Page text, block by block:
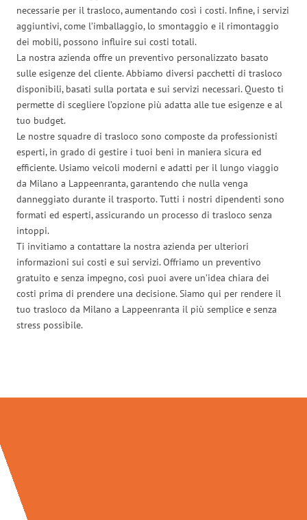
necessarie per il trasloco, aumentando così i costi. Infine, i servizi
aggiuntivi, come l’imballaggio, lo smontaggio e il rimontaggio
dei mobili, possono influire sui costi totali.
La nostra azienda offre un preventivo personalizzato basato
sulle esigenze del cliente. Abbiamo diversi pacchetti di trasloco
disponibili, basati sulla portata e sui servizi necessari. Questo ti
permette di scegliere l’opzione più adatta alle tue esigenze e al
tuo budget.
Le nostre squadre di trasloco sono composte da professionisti
esperti, in grado di gestire i tuoi beni in maniera sicura ed
efficiente. Usiamo veicoli moderni e adatti per il lungo viaggio
da Milano a Lappeenranta, garantendo che nulla venga
danneggiato durante il trasporto. Tutti i nostri dipendenti sono
formati ed esperti, assicurando un processo di trasloco senza
intoppi.
Ti invitiamo a contattare la nostra azienda per ulteriori
informazioni sui costi e sui servizi. Offriamo un preventivo
gratuito e senza impegno, così puoi avere un’idea chiara dei
costi prima di prendere una decisione. Siamo qui per rendere il
tuo trasloco da Milano a Lappeenranta il più semplice e senza
stress possibile.